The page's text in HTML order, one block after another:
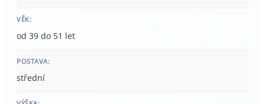
VĚK:
od 39 do 51 let
POSTAVA:
střední